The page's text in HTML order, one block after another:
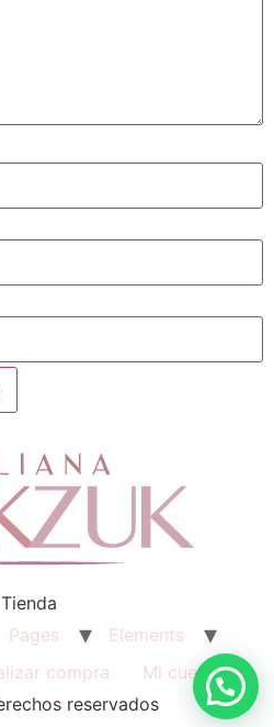
Tienda
Pages
Elements
compra
Mi cuenta
reservados